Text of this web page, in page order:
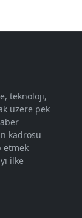
teknoloji,
üzere pek
kadrosu
etmek
ilke